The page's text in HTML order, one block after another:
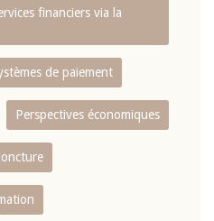
financiers via la
de paiement
Perspectives économiques